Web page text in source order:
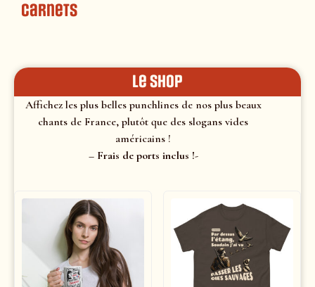
Carnets
le shop
Affichez les plus belles punchlines de nos plus beaux
chants de France, plutôt que des slogans vides
américains !
– Frais de ports inclus !-